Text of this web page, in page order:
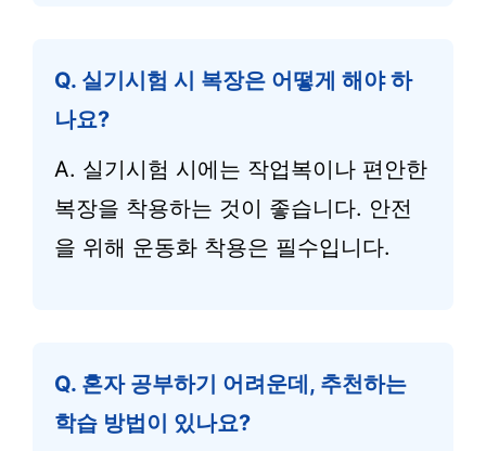
Q. 실기시험 시 복장은 어떻게 해야 하
나요?
A. 실기시험 시에는 작업복이나 편안한
복장을 착용하는 것이 좋습니다. 안전
을 위해 운동화 착용은 필수입니다.
Q. 혼자 공부하기 어려운데, 추천하는
학습 방법이 있나요?